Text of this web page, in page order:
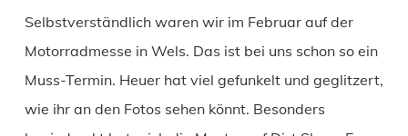
Selbstverständlich waren wir im Februar auf der
Motorradmesse in Wels. Das ist bei uns schon so ein
Muss-Termin. Heuer hat viel gefunkelt und geglitzert,
wie ihr an den Fotos sehen könnt. Besonders